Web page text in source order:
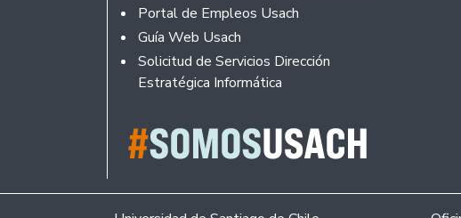
Portal de Empleos Usach
Guía Web Usach
Solicitud de Servicios Dirección
Estratégica Informática